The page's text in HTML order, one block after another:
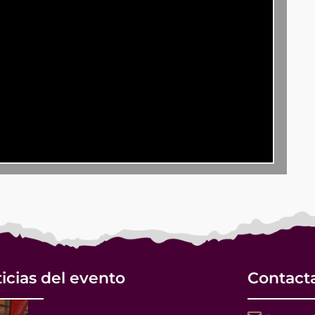
del evento